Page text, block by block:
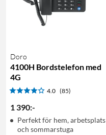
Doro
4100H Bordstelefon med
4G
4.0 (85)
1 390:-
Perfekt för hem, arbetsplats
och sommarstuga